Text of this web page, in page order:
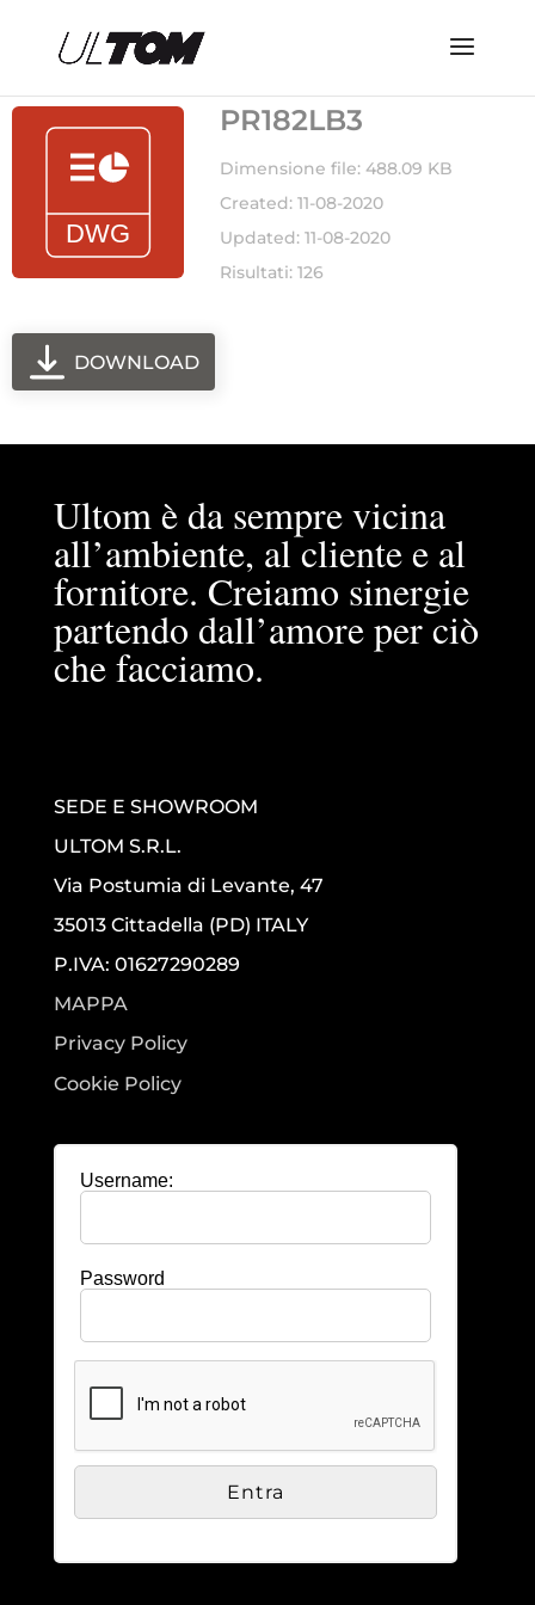
PR182LB3
Dimensione file: 488.09 KB
Created: 11-08-2020
Updated: 11-08-2020
Risultati: 126
DOWNLOAD
Ultom è da sempre vicina
all’ambiente, al cliente e al
fornitore. Creiamo sinergie
partendo dall’amore per ciò
che facciamo.
SEDE E SHOWROOM
ULTOM S.R.L.
Via Postumia di Levante, 47
35013 Cittadella (PD) ITALY
P.IVA: 01627290289
MAPPA
Privacy Policy
Cookie Policy
Username:
Password